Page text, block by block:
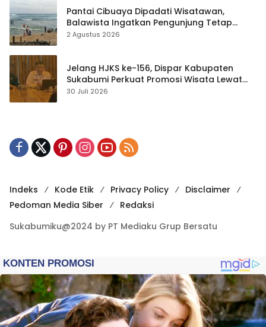
Pantai Cibuaya Dipadati Wisatawan,
Balawista Ingatkan Pengunjung Tetap
Waspada
2 Agustus 2026
Jelang HJKS ke-156, Dispar Kabupaten
Sukabumi Perkuat Promosi Wisata Lewat
Publikasi Digital
30 Juli 2026
Indeks Kode Etik Privacy Policy
Disclaimer
Pedoman Media Siber
Redaksi
Sukabumiku@2024 by PT Mediaku Grup Bersatu